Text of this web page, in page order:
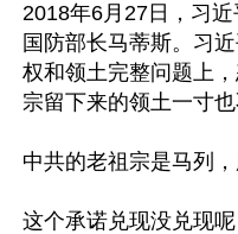
2018年6月27日，习
国防部长马蒂斯。习
权和领土完整问题上
宗留下来的领土一寸
中共的老祖宗是马列
这个承诺兑现没兑现